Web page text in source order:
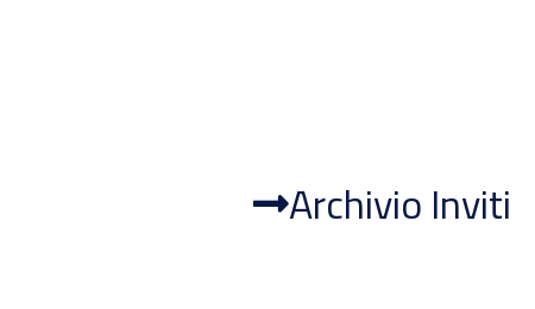
Archivio Inviti